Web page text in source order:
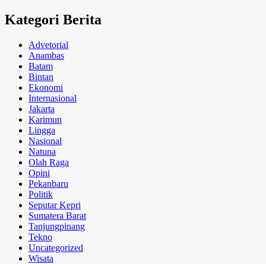
Kategori Berita
Advetorial
Anambas
Batam
Bintan
Ekonomi
Internasional
Jakarta
Karimun
Lingga
Nasional
Natuna
Olah Raga
Opini
Pekanbaru
Politik
Seputar Kepri
Sumatera Barat
Tanjungpinang
Tekno
Uncategorized
Wisata